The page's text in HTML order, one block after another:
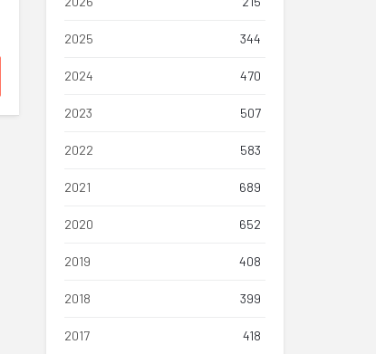
2025 344
2024 470
2023 507
2022 583
2021 689
2020 652
2019 408
2018 399
2017 418